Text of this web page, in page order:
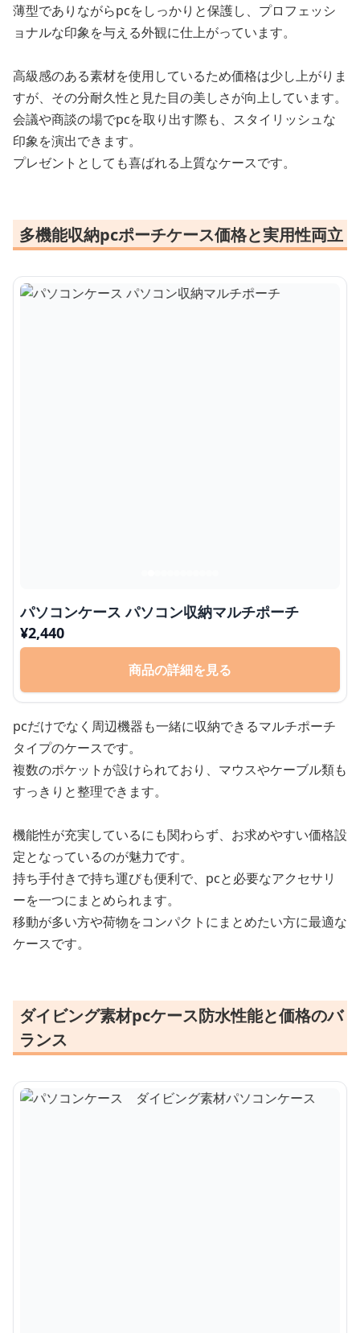
薄型でありながらpcをしっかりと保護し、プロフェッシ
ョナルな印象を与える外観に仕上がっています。
高級感のある素材を使用しているため価格は少し上がりま
すが、その分耐久性と見た目の美しさが向上しています。
会議や商談の場でpcを取り出す際も、スタイリッシュな
印象を演出できます。
プレゼントとしても喜ばれる上質なケースです。
多機能収納pcポーチケース価格と実用性両立
パソコンケース パソコン収納マルチポーチ
¥2,440
商品の詳細を見る
pcだけでなく周辺機器も一緒に収納できるマルチポーチ
タイプのケースです。
複数のポケットが設けられており、マウスやケーブル類も
すっきりと整理できます。
機能性が充実しているにも関わらず、お求めやすい価格設
定となっているのが魅力です。
持ち手付きで持ち運びも便利で、pcと必要なアクセサリ
ーを一つにまとめられます。
移動が多い方や荷物をコンパクトにまとめたい方に最適な
ケースです。
ダイビング素材pcケース防水性能と価格のバ
ランス